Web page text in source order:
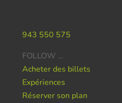
943 550 575
FOLLOW …
Acheter des billets
Expériences
Réserver son plan